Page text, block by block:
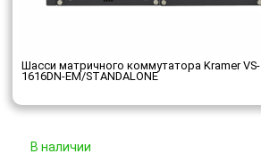
Шасси матричного коммутатора Kramer VS-
1616DN-EM/STANDALONE
В наличии